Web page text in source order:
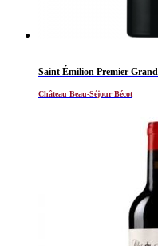
Saint Émilion Premier
Château Beau-Séjour Bécot